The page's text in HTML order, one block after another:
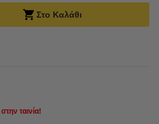
Στο Καλάθι
στην ταινία!